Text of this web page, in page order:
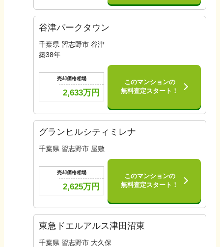
谷津パークタウン
千葉県 習志野市 谷津
築38年
売却価格相場
2,633万円
このマンションの
無料査定スタート！
グランヒルシティミレナ
千葉県 習志野市 屋敷
売却価格相場
2,625万円
このマンションの
無料査定スタート！
東急ドエルアルス津田沼東
千葉県 習志野市 大久保